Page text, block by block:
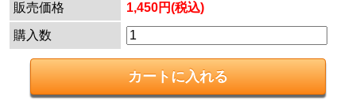
販売価格 1,450円(税込)
購入数